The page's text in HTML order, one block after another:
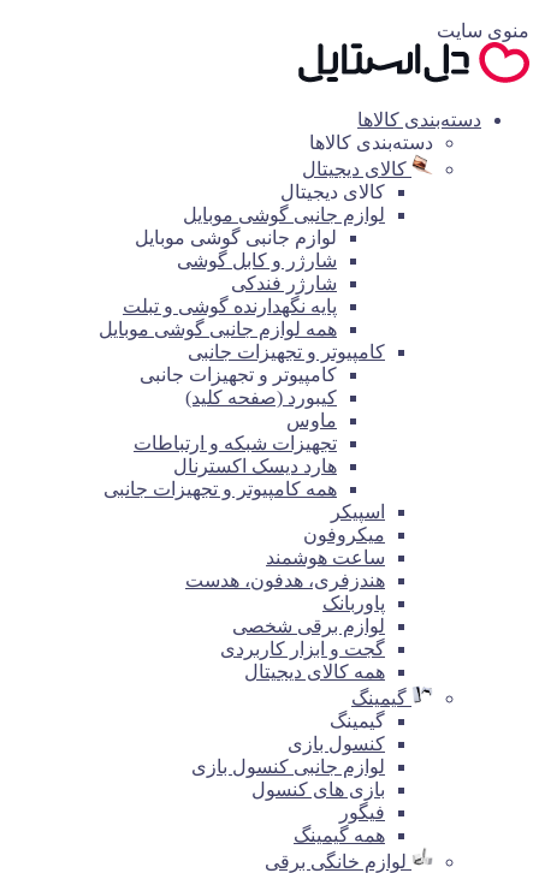
منوی سایت
دسته‌بندی کالاها
دسته‌بندی کالاها
کالای دیجیتال
کالای دیجیتال
لوازم جانبی گوشی موبایل
لوازم جانبی گوشی موبایل
شارژر و کابل گوشی
شارژر فندکی
پایه نگهدارنده گوشی و تبلت
همه لوازم جانبی گوشی موبایل
کامپیوتر و تجهیزات جانبی
کامپیوتر و تجهیزات جانبی
کیبورد (صفحه کلید)
ماوس
تجهیزات شبکه و ارتباطات
هارد دیسک اکسترنال
همه کامپیوتر و تجهیزات جانبی
اسپیکر
میکروفون
ساعت هوشمند
هندزفری، هدفون، هدست
پاوربانک
لوازم برقی شخصی
گجت و ابزار کاربردی
همه کالای دیجیتال
گیمینگ
گیمینگ
کنسول بازی
لوازم جانبی کنسول بازی
بازی های کنسول
فیگور
همه گیمینگ
لوازم خانگی برقی